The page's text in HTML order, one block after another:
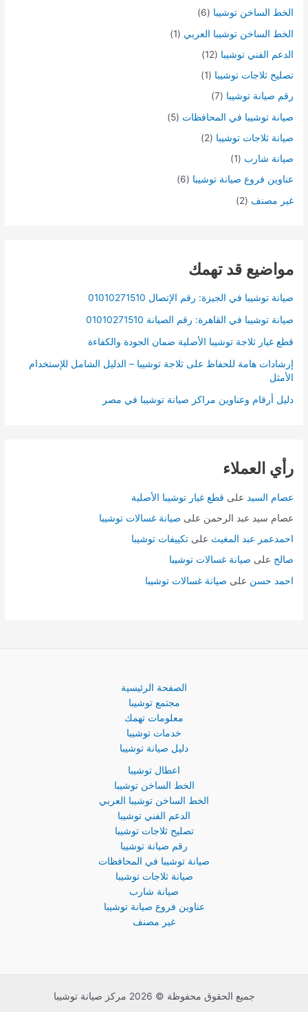
الخط الساخن توشيبا (6)
الخط الساخن توشيبا العربي (1)
الدعم الفني توشيبا (12)
تصليح ثلاجات توشيبا (1)
رقم صيانة توشيبا (7)
صيانة توشيبا في المحافظات (5)
صيانة ثلاجات توشيبا (2)
صيانة شارب (1)
عناوين فروع صيانة توشيبا (6)
غير مصنف (2)
مواضيع قد تهمك
صيانة توشيبا في الجيزة: رقم الإتصال 01010271510
صيانة توشيبا في القاهرة: رقم الصيانة 01010271510
قطع غيار ثلاجة توشيبا الأصلية ضمان الجودة والكفاءة
إرشادات هامة للحفاظ على ثلاجة توشيبا – الدليل الشامل للإستخدام
الأمثل
دليل أرقام وعناوين مراكز صيانة توشيبا في مصر
رأي العملاء
عصام السيد على قطع غيار توشيبا الأصلية
عصام سيد عبد الرحمن على صيانة غسالات توشيبا
احمدعمر عبد المغيث علىتكييفات توشيبا
صالح على صيانة غسالات توشيبا
احمد حسن على صيانة غسالات توشيبا
الصفحة الرئيسية
مجتمع توشيبا
معلومات تهمك
خدمات توشيبا
دليل صيانة توشيبا
اعطال توشيبا
الخط الساخن توشيبا
الخط الساخن توشيبا العربي
الدعم الفني توشيبا
تصليح ثلاجات توشيبا
رقم صيانة توشيبا
صيانة توشيبا في المحافظات
صيانة ثلاجات توشيبا
صيانة شارب
عناوين فروع صيانة توشيبا
غير مصنف
جميع الحقوق محفوظة © 2026 مركز صيانة توشيبا